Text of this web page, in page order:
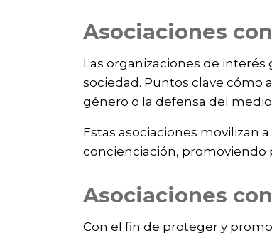
Asociaciones
Las organizaciones de
sociedad. Puntos clave cómo
género o la defensa del
Estas asociaciones movilizan
concienciación, promoviendo
Asociaciones
Con el fin de proteger y